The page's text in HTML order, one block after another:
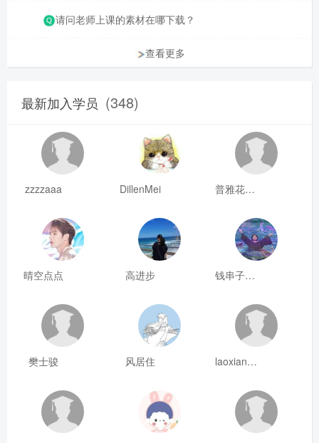
请问老师上课的素材在哪下载？
查看更多
最新加入学员 (348)
zzzzaaa DillenMei 普雅花qya
晴空点点 高进步 钱串子123
樊士骏 风居住 laoxianrou